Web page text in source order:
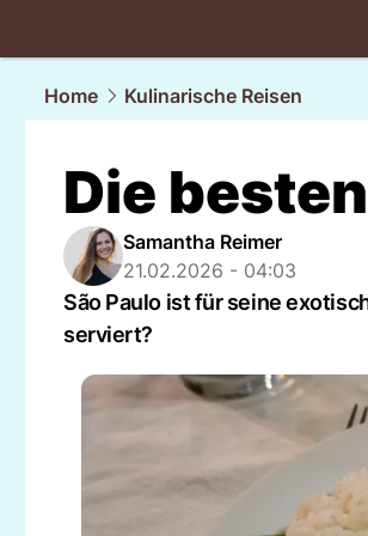
Home
Kulinarische Reisen
Die
Samantha Reimer
21.02.2026 - 04:03
São Paulo ist für seine
serviert?